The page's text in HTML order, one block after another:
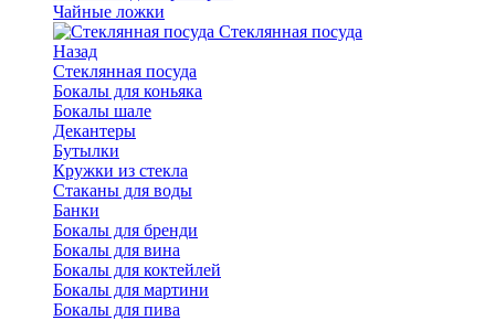
Чайные ложки
Стеклянная посуда
Назад
Стеклянная посуда
Бокалы для коньяка
Бокалы шале
Декантеры
Бутылки
Кружки из стекла
Стаканы для воды
Банки
Бокалы для бренди
Бокалы для вина
Бокалы для коктейлей
Бокалы для мартини
Бокалы для пива